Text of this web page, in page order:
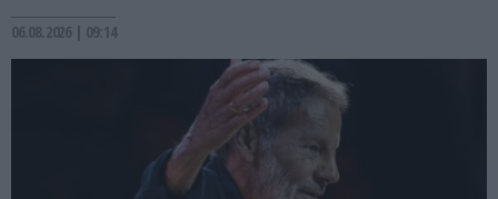
06.08.2026 | 09:14